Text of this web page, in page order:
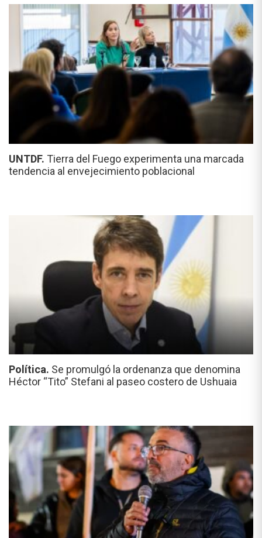
UNTDF. Tierra del Fuego experimenta una marcada
tendencia al envejecimiento poblacional
Política. Se promulgó la ordenanza que denomina
Héctor “Tito” Stefani al paseo costero de Ushuaia